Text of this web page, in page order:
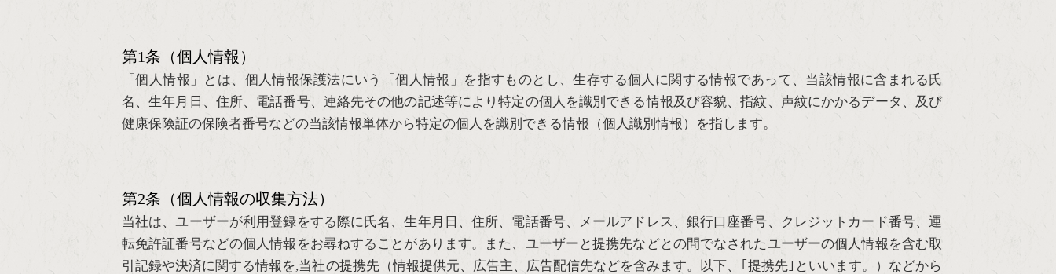
第1条（個人情報）
「個人情報」とは、個人情報保護法にいう「個人情報」を指すものとし、生存する個人に関する情報であって、当該情報に含まれる氏
名、生年月日、住所、電話番号、連絡先その他の記述等により特定の個人を識別できる情報及び容貌、指紋、声紋にかかるデータ、及び
健康保険証の保険者番号などの当該情報単体から特定の個人を識別できる情報（個人識別情報）を指します。
第2条（個人情報の収集方法）
当社は、ユーザーが利用登録をする際に氏名、生年月日、住所、電話番号、メールアドレス、銀行口座番号、クレジットカード番号、運
転免許証番号などの個人情報をお尋ねすることがあります。また、ユーザーと提携先などとの間でなされたユーザーの個人情報を含む取
引記録や決済に関する情報を,当社の提携先（情報提供元、広告主、広告配信先などを含みます。以下、｢提携先｣といいます。）などから